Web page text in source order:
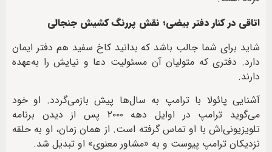
اتاقی در کنار دفتر بیضی؛ نقش پررنگ کشیش جنجالی
شاید برای شما جالب باشد که بدانید کاخ سفید هم دفتر ایمان
دارد. دفتری که متولیان آن مسئولیت دعا و نیایش را به‌عهده
دارند.
آشنایی پائولا با ترامپ به سال‌ها پیش بازمی‌گردد. او خود
می‌گوید ترامپ در اوایل دهه ۲۰۰۰ پس از دیدن برنامه
تلویزیونی‌اش با او تماس گرفته است. از همان زمان، او به حلقه
نزدیکان ترامپ پیوست و به «مشاور معنوی» او تبدیل شد.